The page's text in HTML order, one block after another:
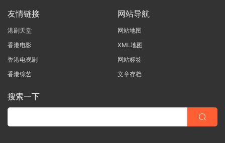
友情链接
港剧天堂
香港电影
香港电视剧
香港综艺
网站导航
网站地图
XML地图
网站标签
文章存档
搜索一下